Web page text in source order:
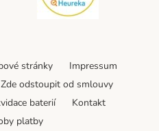
stránky
Impressum
Zde odstoupit od smlouvy
baterií
Kontakt
platby